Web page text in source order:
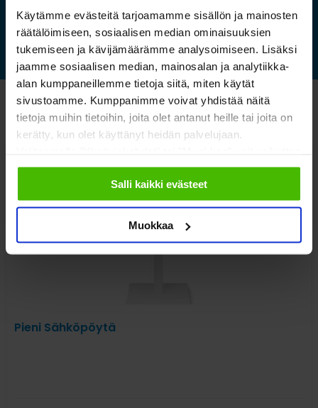
Käytämme evästeitä tarjoamamme sisällön ja mainosten
räätälöimiseen, sosiaalisen median ominaisuuksien
tukemiseen ja kävijämäärämme analysoimiseen. Lisäksi
jaamme sosiaalisen median, mainosalan ja analytiikka-
alan kumppaneillemme tietoja siitä, miten käytät
sivustoamme. Kumppanimme voivat yhdistää näitä
tietoja muihin tietoihin, joita olet antanut heille tai joita on
kerätty, kun olet käyttänyt heidän palvelujaan.
sallimiisi evästeisiin.
Salli kaikki evästeet
Muokkaa
Katso myös nämä
Pieni Sähköpöytä